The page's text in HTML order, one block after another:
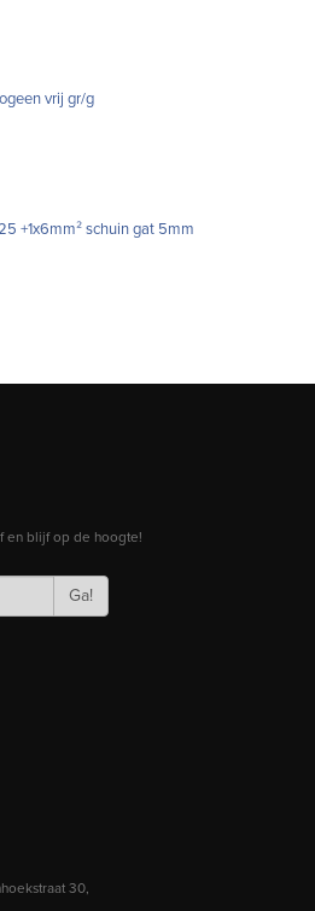
vrij gr/g
+1x6mm² schuin gat 5mm
en blijf op de hoogte!
Ga!
30,